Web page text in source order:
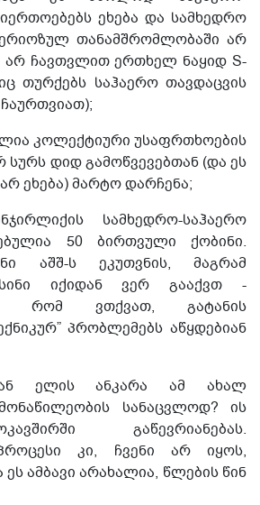
ეხება და სამხედრო
თანამშრომლობაში არ
ჩავთვლით ერთხელ ნაყიდ S-
თურქებს საჰაერო თავდაცვის
კოლექტიური უსაფრთხოების
სურს დიდ გამოწვევებთან (და ეს
ეხება) მარტო დარჩენა;
სამხედრო-საჰაერო
50 ბირთვული ქობინი.
აშშ-ს ეკუთვნის, მაგრამ
იქიდან ვერ გააქვთ -
რომ ვთქვათ, გატანის
პრობლემებს აწყდებიან
ელის ანკარა ამ ახალ
სანაცვლოდ? ის
გაწევრიანებას.
პროცესი კი, ჩვენი არ იყოს,
ამბავი არახალია, წლების წინ